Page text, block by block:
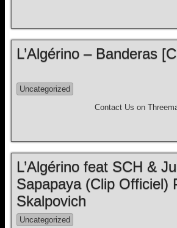
L’Algérino – Banderas
Uncategorized
Contact Us on
L’Algérino feat SCH &
Sapapaya (Clip Officiel)
Skalpovich
Uncategorized